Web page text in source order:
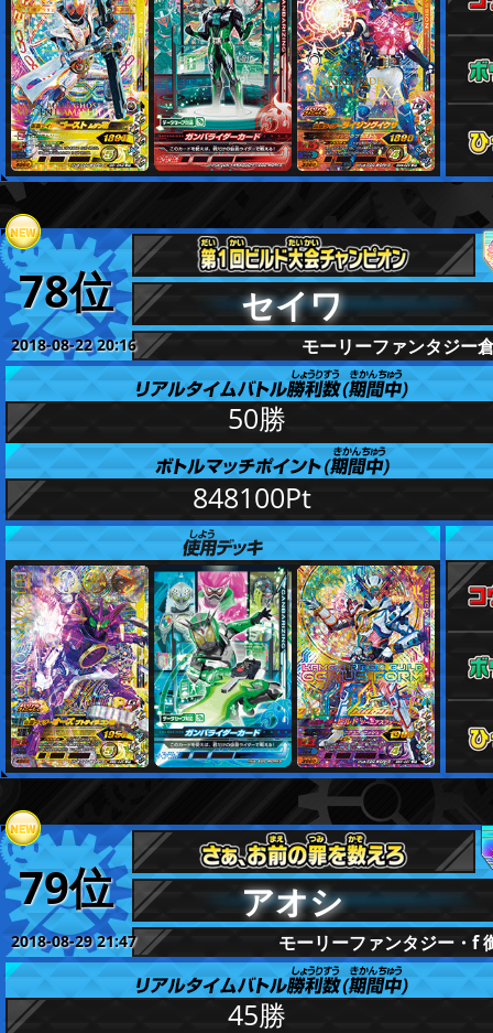
78位
2018-08-22 20:16
更新
セイワ
モーリーファンタジー
50勝
848100Pt
79位
2018-08-29 21:47
更新
アオシ
モーリーファンタジー・f
45勝